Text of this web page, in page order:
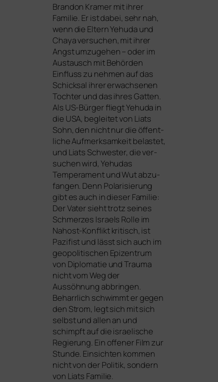
Brandon Kramer mit ihrer
Familie. Er ist dabei, sehr nah,
wenn die Eltern Yehuda und
Chaya ver­su­chen, mit ihrer
Angst umzu­ge­hen – oder im
Austausch mit Behörden
Einfluss zu neh­men auf das
Schicksal ihrer erwach­se­nen
Tochter und das ihres Gatten.
Als US-Bürger fliegt Yehuda in
die USA, beglei­tet von Liats
Sohn, den nicht nur die öffent­
li­che Aufmerksamkeit belas­tet,
und Liats Schwester, die ver­
su­chen wird, Yehudas
Temperament und Wut abzu­
fan­gen. Denn Polarisierung
gibt es auch in die­ser Familie:
Der Vater sieht trotz sei­nes
Schmerzes Israels Rolle im
Nahost-Konflikt kri­tisch, ist
Pazifist und lässt sich auch im
geo­po­li­ti­schen Epizentrum
von Diplomatie und Trauma
nicht vom Weg der
Aussöhnung abbrin­gen.
Beharrlich schwimmt er gegen
den Strom, legt sich mit sich
selbst und allen an und
schimpft auf die israe­li­sche
Regierung. Ein offe­ner Film zur
Stunde. Einsichten kom­men
nicht von der Politik, son­dern
von Liats Familie.